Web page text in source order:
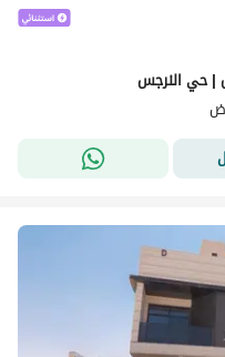
| حي النرجس